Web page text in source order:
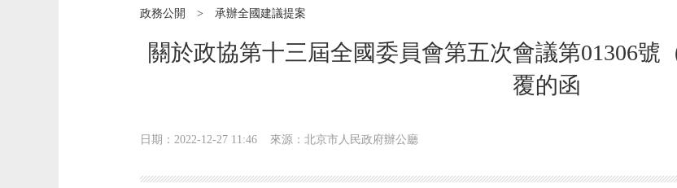
政務公開 > 承辦全國建議提案
關於政協第十三屆全國委員會第五次會議第01306號
覆的函
日期：2022-12-27 11:46 來源：​北京市人民政府辦公廳